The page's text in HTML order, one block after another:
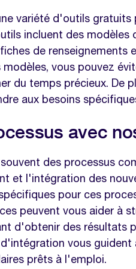
variété d'outils gratuits
incluent des
de renseignements
vous pouvez
du temps précieux. De
aux besoins
avec
des processus
et l'intégration des
pour ces
peuvent vous aider à
d'obtenir des résultats
vous guident
prêts à l'emploi.